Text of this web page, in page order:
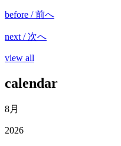
before / 前へ
next / 次へ
view all
calendar
8月
2026